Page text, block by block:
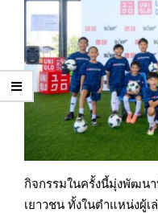
กิจกรรมในครั้งนี้มุ่งพัฒน
เยาวชน ทั้งในตำแหน่งผู้